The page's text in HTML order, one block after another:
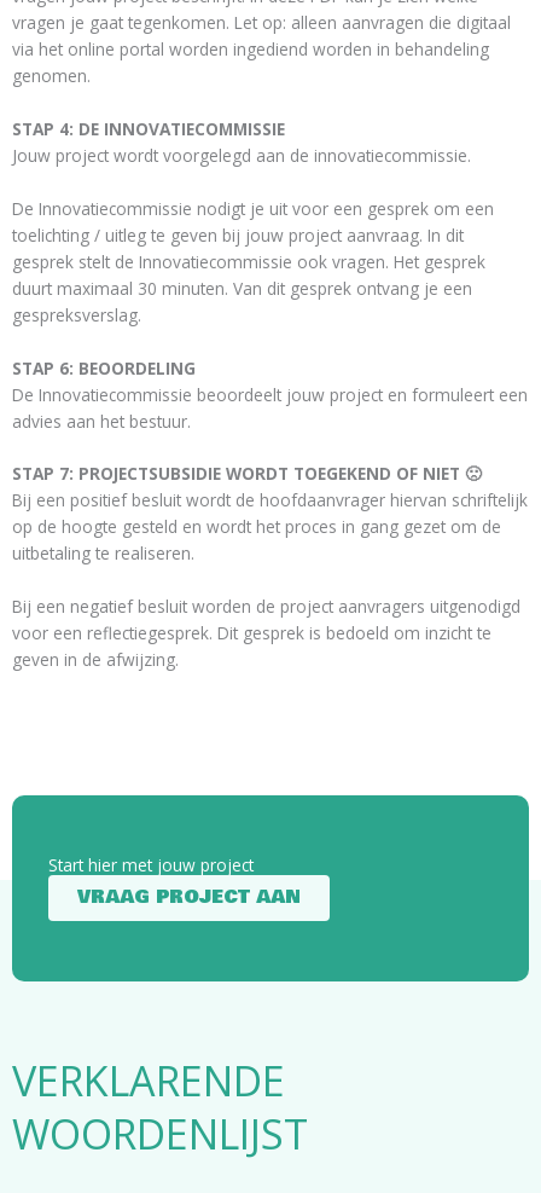
vragen je gaat tegenkomen. Let op: alleen aanvragen die digitaal
via het online portal worden ingediend worden in behandeling
genomen.
STAP 4: DE INNOVATIECOMMISSIE
Jouw project wordt voorgelegd aan de innovatiecommissie.
De Innovatiecommissie nodigt je uit voor een gesprek om een
toelichting / uitleg te geven bij jouw project aanvraag. In dit
gesprek stelt de Innovatiecommissie ook vragen. Het gesprek
duurt maximaal 30 minuten. Van dit gesprek ontvang je een
gespreksverslag.
STAP 6: BEOORDELING
De Innovatiecommissie beoordeelt jouw project en formuleert een
advies aan het bestuur.
STAP 7: PROJECTSUBSIDIE WORDT TOEGEKEND OF NIET 🙁
Bij een positief besluit wordt de hoofdaanvrager hiervan schriftelijk
op de hoogte gesteld en wordt het proces in gang gezet om de
uitbetaling te realiseren.
Bij een negatief besluit worden de project aanvragers uitgenodigd
voor een reflectiegesprek. Dit gesprek is bedoeld om inzicht te
geven in de afwijzing.
Start hier met jouw project
VRAAG PROJECT AAN
VERKLARENDE
WOORDENLIJST